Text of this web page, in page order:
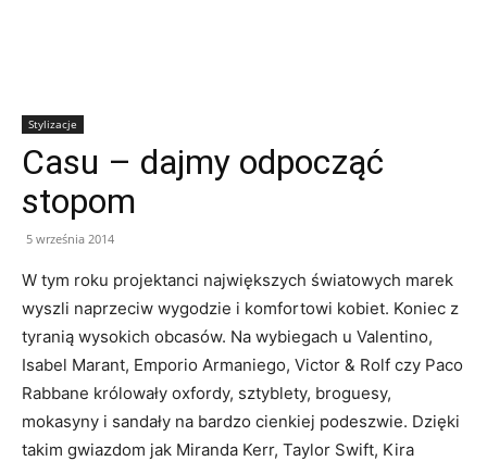
Stylizacje
Casu – dajmy odpocząć
stopom
5 września 2014
W tym roku projektanci największych światowych marek
wyszli naprzeciw wygodzie i komfortowi kobiet. Koniec z
tyranią wysokich obcasów. Na wybiegach u Valentino,
Isabel Marant, Emporio Armaniego, Victor & Rolf czy Paco
Rabbane królowały oxfordy, sztyblety, broguesy,
mokasyny i sandały na bardzo cienkiej podeszwie. Dzięki
takim gwiazdom jak Miranda Kerr, Taylor Swift, Kira